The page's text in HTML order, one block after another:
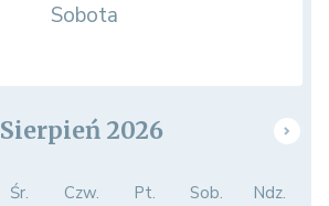
Sobota
Sierpień 2026
Śr. Czw. Pt. Sob. Ndz.